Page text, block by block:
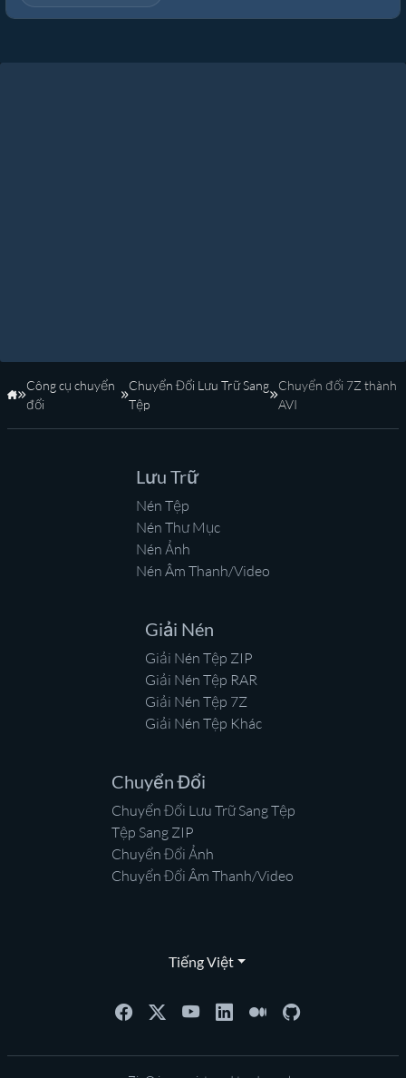
Trang Chủ
Công cụ chuyển
đổi
Chuyển Đổi Lưu Trữ Sang
Tệp
Chuyển đổi 7Z thành
AVI
Lưu Trữ
Nén Tệp
Nén Thư Mục
Nén Ảnh
Nén Âm Thanh/Video
Giải Nén
Giải Nén Tệp ZIP
Giải Nén Tệp RAR
Giải Nén Tệp 7Z
Giải Nén Tệp Khác
Chuyển Đổi
Chuyển Đổi Lưu Trữ Sang Tệp
Tệp Sang ZIP
Chuyển Đổi Ảnh
Chuyển Đổi Âm Thanh/Video
Tiếng Việt